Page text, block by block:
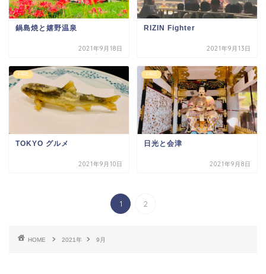
鍋島焼と嬉野温泉
2021年9月18日
RIZIN Fighter
2021年9月13日
FIRE
TOKYO グルメ
2021年9月10日
FIRE
日光と会津
2021年9月8日
1 2
HOME 2021年 9月